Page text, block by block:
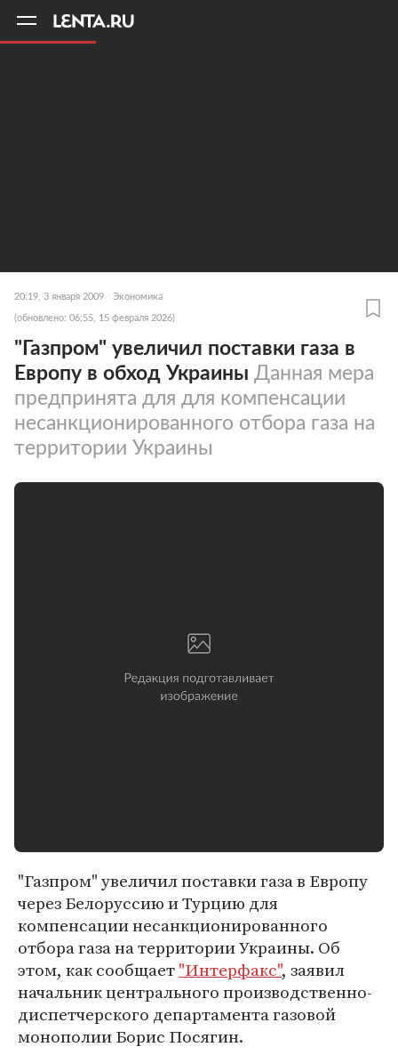
20:19, 3 января 2009 Экономика
(обновлено: 06:55, 15 февраля 2026)
"Газпром" увеличил поставки газа в
Европу в обход Украины Данная мера
предпринята для для компенсации
несанкционированного отбора газа на
территории Украины
"Газпром" увеличил поставки газа в Европу
через Белоруссию и Турцию для
компенсации несанкционированного
отбора газа на территории Украины. Об
этом, как сообщает"Интерфакс", заявил
начальник центрального производственно-
диспетчерского департамента газовой
монополии Борис Посягин.